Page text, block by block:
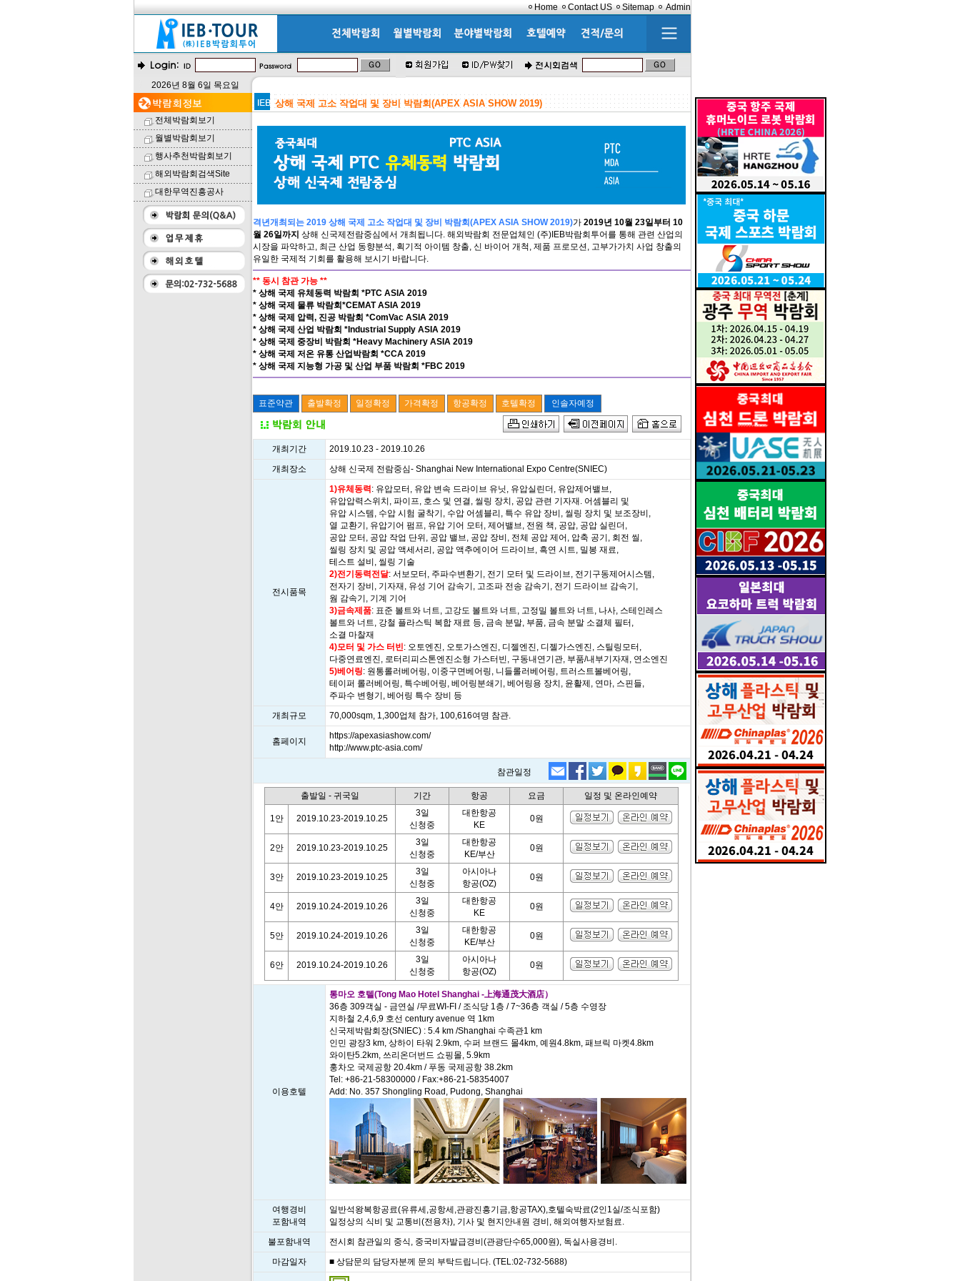
Home Contact US Sitemap Admin
2026년 8월 6일 목요일
전체박람회보기
월별박람회보기
행사추천박람회보기
해외박람회검색Site
대한무역진흥공사
상해 국제 고소 작업대 및 장비 박람회(APEX ASIA SHOW 2019)
격년개최되는 2019 상해 국제 고소 작업대 및 장비 박람회(APEX ASIA SHOW 2019)가 2019년 10월 23일부터 10
월 26일까지 상해 신국제전람중심에서 개최됩니다. 해외박람회 전문업체인 (주)IEB박람회투어를 통해 관련 산업의
시장을 파악하고, 최근 산업 동향분석, 획기적 아이템 창출, 신 바이어 개척, 제품 프로모션, 고부가가치 사업 창출의
유일한 국제적 기회를 활용해 보시기 바랍니다.
** 동시 참관 가능 **
* 상해 국제 유체동력 박람회 *PTC ASIA 2019
* 상해 국제 물류 박람회*CEMAT ASIA 2019
* 상해 국제 압력, 진공 박람회 *ComVac ASIA 2019
* 상해 국제 산업 박람회 *Industrial Supply ASIA 2019
* 상해 국제 중장비 박람회 *Heavy Machinery ASIA 2019
* 상해 국제 저온 유통 산업박람회 *CCA 2019
* 상해 국제 지능형 가공 및 산업 부품 박람회 *FBC 2019
개최기간
2019.10.23 - 2019.10.26
개최장소
상해 신국제 전람중심- Shanghai New International Expo Centre(SNIEC)
전시품목
1)유체동력 : 유압모터, 유압 변속 드라이브 유닛, 유압실린더, 유압제어밸브,
유압압력스위치, 파이프, 호스 및 연결, 씰링 장치, 공압 관련 기자재. 어셈블리 및
유압 시스템, 수압 시험 굴착기, 수압 어셈블리, 특수 유압 장비, 씰링 장치 및 보조장비,
열 교환기, 유압기어 펌프, 유압 기어 모터, 제어밸브, 전원 책, 공압, 공압 실린더,
공압 모터, 공압 작업 단위, 공압 밸브, 공압 장비, 전체 공압 제어, 압축 공기, 회전 씰,
씰링 장치 및 공압 액세서리, 공압 액추에이어 드라이브, 흑연 시트, 밀봉 재료,
테스트 설비, 씰링 기술
2)전기동력전달: 서보모터, 주파수변환기, 전기 모터 및 드라이브, 전기구동제어시스템,
전자기 장비, 기자재, 유성 기어 감속기, 고조파 전송 감속기, 전기 드라이브 감속기,
웜 감속기, 기계 기어
3)금속제품: 표준 볼트와 너트, 고강도 볼트와 너트, 고정밀 볼트와 너트, 나사, 스테인레스
볼트와 너트, 강철 플라스틱 복합 재료 등, 금속 분말, 부품, 금속 분말 소결체 필터,
소결 마찰재
4)모터 및 가스 터빈: 오토엔진, 오토가스엔진, 디젤엔진, 디젤가스엔진, 스틸링모터,
다중연료엔진, 로터리피스톤엔진소형 가스터빈, 구동내연기관, 부품/내부기자재, 연소엔진
5)베어링: 원통롤러베어링, 이중구면베어링, 니들롤러베어링, 트러스트볼베어링,
테이퍼 롤러베어링, 특수베어링, 베어링분쇄기, 베어링용 장치, 윤활제, 연마, 스핀들,
주파수 변형기, 베어링 특수 장비 등
개최규모
70,000sqm, 1,300업체 참가, 100,616여명 참관.
홈페이지
https://apexasiashow.com/
http://www.ptc-asia.com/
참관일정
출발일 - 귀국일 기간 항공 요금 일정 및 온라인예약
1안 2019.10.23-2019.10.25
3일
신청중
대한항공
KE
0원
2안 2019.10.23-2019.10.25
3일
신청중
대한항공
KE/부산
0원
3안 2019.10.23-2019.10.25
3일
신청중
아시아나
항공(OZ)
0원
4안 2019.10.24-2019.10.26
3일
신청중
대한항공
KE
0원
5안 2019.10.24-2019.10.26
3일
신청중
대한항공
KE/부산
0원
6안 2019.10.24-2019.10.26
3일
신청중
아시아나
항공(OZ)
0원
이용호텔
통마오 호텔(Tong Mao Hotel Shanghai -上海通茂大酒店）
36층 309객실 - 금연실 /무료WI-FI / 조식당 1층 / 7~36층 객실 / 5층 수영장
지하철 2,4,6,9 호선 century avenue 역 1km
신국제박람회장(SNIEC) : 5.4 km /Shanghai 수족관1 km
인민 광장3 km, 상하이 타워 2.9km, 수퍼 브랜드 몰4km, 예원4.8km, 패브릭 마켓4.8km
와이탄5.2km, 쓰리온더번드 쇼핑몰, 5.9km
훙차오 국제공항 20.4km / 푸동 국제공항 38.2km
Tel: +86-21-58300000 / Fax:+86-21-58354007
Add: No. 357 Shongling Road, Pudong, Shanghai
여행경비
포함내역
일반석왕복항공료(유류세,공항세,관광진흥기금,항공TAX),호텔숙박료(2인1실/조식포함)
일정상의 식비 및 교통비(전용차), 기사 및 현지안내원 경비, 해외여행자보험료.
불포함내역
전시회 참관일의 중식, 중국비자발급경비(관광단수65,000원), 독실사용경비.
마감일자
■ 상담문의 담당자분께 문의 부탁드립니다. (TEL:02-732-5688)